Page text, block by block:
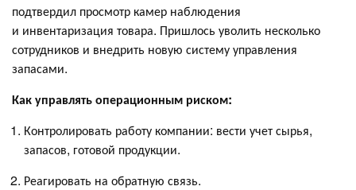
подтвердил просмотр камер наблюдения
и инвентаризация товара. Пришлось уволить несколько
сотрудников и внедрить новую систему управления
запасами.
Как управлять операционным риском:
Контролировать работу компании: вести учет сырья,
запасов, готовой продукции.
Реагировать на обратную связь.